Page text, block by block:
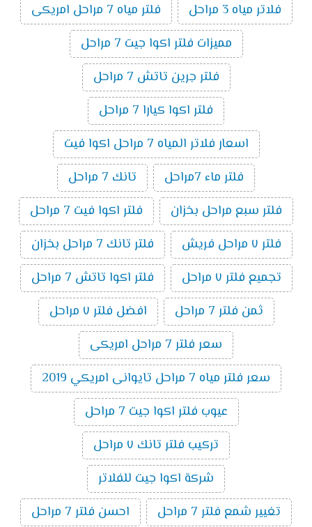
فلاتر مياه 3 مراحل
فلتر مياه 7 مراحل امريكى
مميزات فلتر اكوا جيت 7 مراحل
فلتر جرين تاتش 7 مراحل
فلتر اكوا كيارا 7 مراحل
اسعار فلاتر المياه 7 مراحل اكوا فيت
فلتر ماء 7مراحل
تانك 7 مراحل
فلتر سبع مراحل بخزان
فلتر اكوا فيت 7 مراحل
فلتر ٧ مراحل فريش
فلتر تانك 7 مراحل بخزان
تجميع فلتر ٧ مراحل
فلتر اكوا تاتش 7 مراحل
ثمن فلتر 7 مراحل
افضل فلتر ٧ مراحل
سعر فلتر 7 مراحل امريكى
سعر فلتر مياه 7 مراحل تايوانى امريكي 2019
عيوب فلتر اكوا جيت 7 مراحل
تركيب فلتر تانك ٧ مراحل
شركة اكوا جيت للفلاتر
تغيير شمع فلتر 7 مراحل
احسن فلتر 7 مراحل